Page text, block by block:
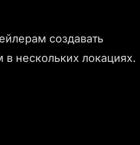
создавать
нескольких локациях.